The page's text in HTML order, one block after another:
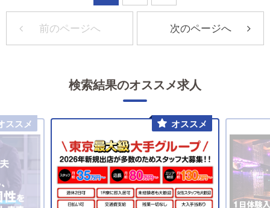
前のページへ 次のページへ
検索結果のオススメ求人